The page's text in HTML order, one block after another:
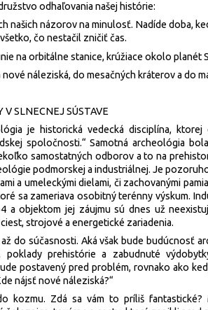
odhaľovania našej histórie:
našich názorov na minulosť. Nadíde doba,
čo nestačil zničiť čas.
na orbitálne stanice, krúžiace okolo planét
náleziská, do mesačných kráterov a do
V SLNECNEJ SÚSTAVE
je historická vedecká disciplína,
spoločnosti.“ Samotná archeológia
samostatných odborov a to na
podmorskej a industriálnej. Je
a umeleckými dielami, či zachovanými
sa zameriava osobitný terénny výskum.
a objektom jej záujmu sú dnes už
strojové a energetické zariadenia.
do súčasnosti. Aká však bude budúcnosť
poklady prehistórie a zabudnuté
postavený pred problém, rovnako ako
nájsť nové náleziská?“
kozmu. Zdá sa vám to príliš